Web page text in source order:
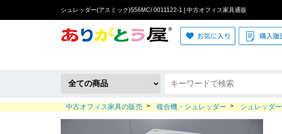
シュレッダー(アスミック)556MC/ 0011122-1 | 中古オフィス家具通販
中古オフィス家具の販売 > 複合機・シュレッダー > シュレッダー